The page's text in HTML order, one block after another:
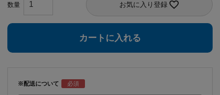
お気に入り登録
カートに入れる
※配送について